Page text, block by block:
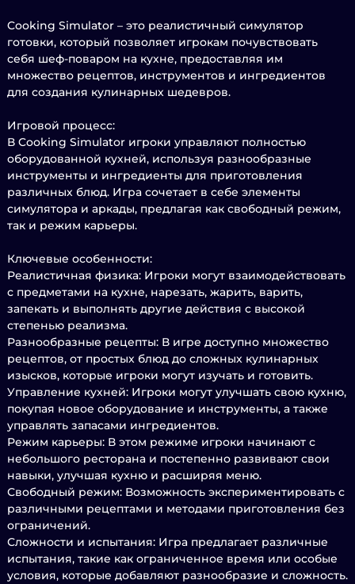
Cooking Simulator – это реалистичный симулятор
готовки, который позволяет игрокам почувствовать
себя шеф-поваром на кухне, предоставляя им
множество рецептов, инструментов и ингредиентов
для создания кулинарных шедевров.
Игровой процесс:
В Cooking Simulator игроки управляют полностью
оборудованной кухней, используя разнообразные
инструменты и ингредиенты для приготовления
различных блюд. Игра сочетает в себе элементы
симулятора и аркады, предлагая как свободный режим,
так и режим карьеры.
Ключевые особенности:
Реалистичная физика: Игроки могут взаимодействовать
с предметами на кухне, нарезать, жарить, варить,
запекать и выполнять другие действия с высокой
степенью реализма.
Разнообразные рецепты: В игре доступно множество
рецептов, от простых блюд до сложных кулинарных
изысков, которые игроки могут изучать и готовить.
Управление кухней: Игроки могут улучшать свою кухню,
покупая новое оборудование и инструменты, а также
управлять запасами ингредиентов.
Режим карьеры: В этом режиме игроки начинают с
небольшого ресторана и постепенно развивают свои
навыки, улучшая кухню и расширяя меню.
Свободный режим: Возможность экспериментировать с
различными рецептами и методами приготовления без
ограничений.
Сложности и испытания: Игра предлагает различные
испытания, такие как ограниченное время или особые
условия, которые добавляют разнообразие и сложность.